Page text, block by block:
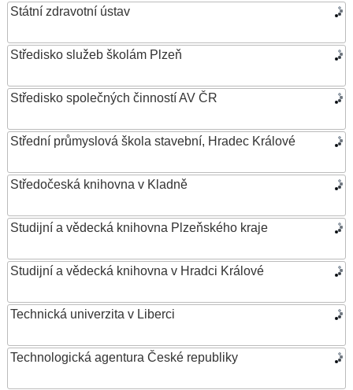
Státní zdravotní ústav
Středisko služeb školám Plzeň
Středisko společných činností AV ČR
Střední průmyslová škola stavební, Hradec Králové
Středočeská knihovna v Kladně
Studijní a vědecká knihovna Plzeňského kraje
Studijní a vědecká knihovna v Hradci Králové
Technická univerzita v Liberci
Technologická agentura České republiky